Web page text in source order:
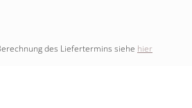
des Liefertermins siehe hier